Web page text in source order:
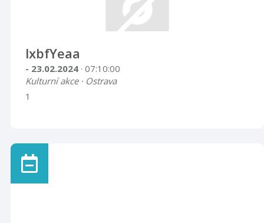
lxbfYeaa
- 23.02.2024 · 07:10:00
Kulturní akce · Ostrava
1